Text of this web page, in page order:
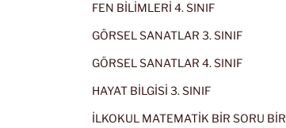
FEN BİLİMLERİ 4. SINIF
GÖRSEL SANATLAR 3. SINIF
GÖRSEL SANATLAR 4. SINIF
HAYAT BİLGİSİ 3. SINIF
İLKOKUL MATEMATİK BİR SORU BİR